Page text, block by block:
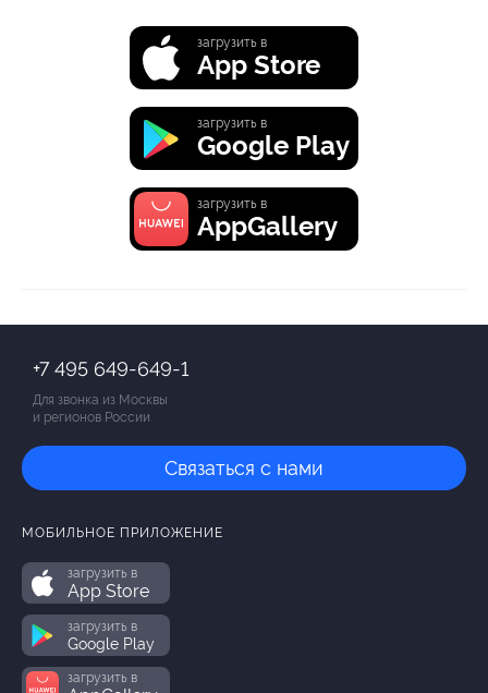
загрузить в
App Store
загрузить в
Google Play
загрузить в
AppGallery
+7 495 649-649-1
Для звонка из Москвы
и регионов России
Связаться с нами
МОБИЛЬНОЕ ПРИЛОЖЕНИЕ
загрузить в
App Store
загрузить в
Google Play
загрузить в